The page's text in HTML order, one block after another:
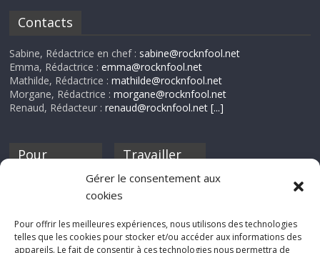
Gérer le consentement aux
cookies
Pour offrir les meilleures expériences, nous utilisons des technologies
telles que les cookies pour stocker et/ou accéder aux informations des
appareils. Le fait de consentir à ces technologies nous permettra de
Contacts
Sabine, Rédactrice en chef : sabine@rocknfool.net
Emma, Rédactrice :emma@rocknfool.net
Mathilde, Rédactrice :mathilde@rocknfool.net
Morgane, Rédactrice :morgane@rocknfool.net
Renaud, Rédacteur :renaud@rocknfool.net [...]
Pour
discothèque
Travailler
Si tu souhaites
Rocknfool, n'hésite
pas à nous envoyer